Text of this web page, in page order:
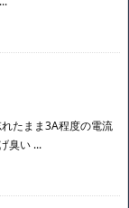
たまま3A程度の電流
臭い ...